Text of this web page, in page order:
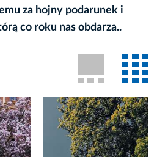
za hojny podarunek i
co roku nas obdarza..